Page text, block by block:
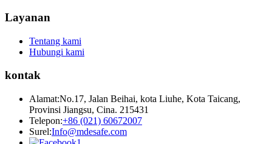
Layanan
Tentang kami
Hubungi kami
kontak
Alamat:No.17, Jalan Beihai, kota Liuhe, Kota Taicang,
Provinsi Jiangsu, Cina. 215431
Telepon:+86 (021) 60672007
Surel:Info@mdesafe.com